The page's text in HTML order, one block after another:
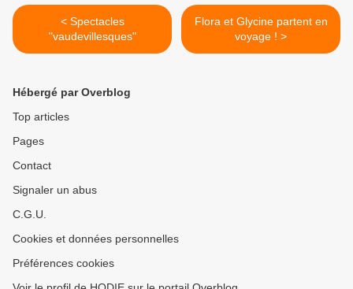
< Spectacles
"vaudevillesques"
Flora et Glycine partent en
voyage ! >
Hébergé par Overblog
Top articles
Pages
Contact
Signaler un abus
C.G.U.
Cookies et données personnelles
Préférences cookies